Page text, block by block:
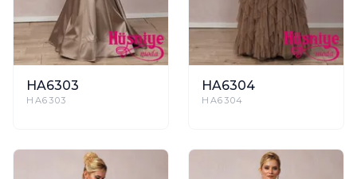
HA6303
HA6303
HA6304
HA6304